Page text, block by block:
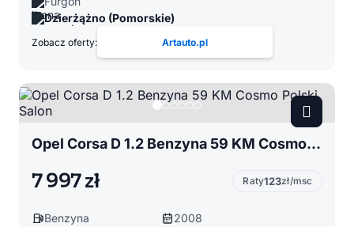
Dzierżążno (Pomorskie)
Zobacz oferty: Artauto.pl
Opel Corsa D 1.2 Benzyna 59 KM Cosmo Polski Salon
7 997 zł Raty123zł/msc
Benzyna
2008